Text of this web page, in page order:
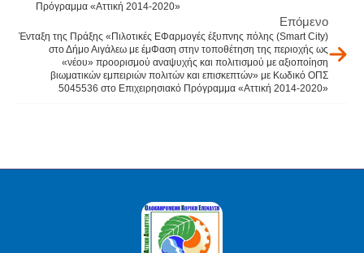
Πρόγραμμα «Αττική 2014-2020»
Επόμενο
Ένταξη της Πράξης «Πιλοτικές ΕΦαρμογές έξυπνης πόλης (Smart City)
στο Δήμο Αιγάλεω με έμΦαση στην τοποθέτηση της περιοχής ως
«νέου» προορισμού αναψυχής και πολιτισμού με αξιοποίηση
βιωματικών εμπειριών πολιτών και επισκεπτών» με Κωδικό ΟΠΣ
5045536 στο Επιχειρησιακό Πρόγραμμα «Αττική 2014-2020»